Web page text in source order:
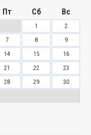
Пт Сб Вс
1
2
7 8
9
14 15
16
21 22
23
28 29
30